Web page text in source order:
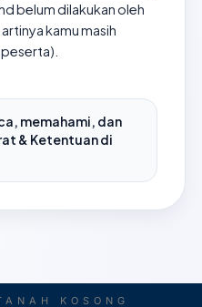
belum dilakukan oleh
kamu masih
memahami, dan
& Ketentuan di
KOSONG